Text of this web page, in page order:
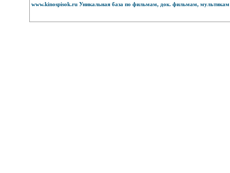
www.kinospisok.ru Уникальная база по фильмам, док. фильмам,